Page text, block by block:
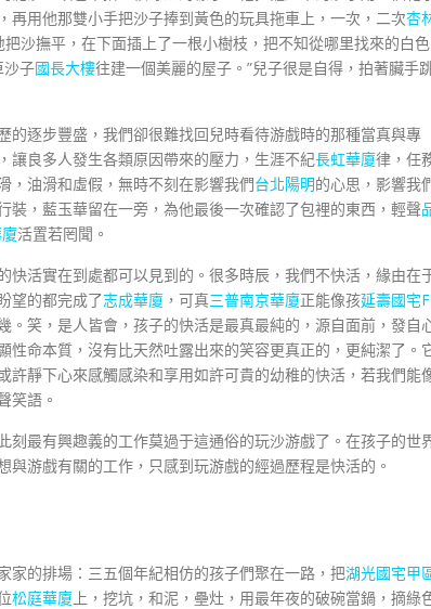
用他那雙小手把沙子捧到黃色的玩具拖車上，一次，二次杏
把沙撫平，在下面插上了一根小樹枝，把不知從哪里找來的白色
子國長大樓往建一個美麗的屋子。”兒子很是自得，拍著臟手
逐步豐盛，我們卻很難找回兒時看待游戲時的那種當真與專
讓良多人發生各類原因帶來的壓力，生涯不紀長虹華廈律，任
，油滑和虛假，無時不刻在影響我們台北陽明的心思，影響我
，藍玉華留在一旁，為他最後一次確認了包裡的東西，輕聲
活置若罔聞。
活實在到處都可以見到的。很多時辰，我們不快活，緣由在
望的都完成了志成華廈 ，可真三普南京華廈正能像孩延壽國宅F
笑，是人皆會，孩子的快活是最真最純的，源自面前，發自
性命本質，沒有比天然吐露出來的笑容更真正的，更純潔了。
靜下心來感觸感染和享用如許可貴的幼稚的快活，若我們能
笑語。
刻最有興趣義的工作莫過于這通俗的玩沙游戲了。在孩子的世
游戲有關的工作，只感到玩游戲的經過歷程是快活的。
家的排場：三五個年紀相仿的孩子們聚在一路，把湖光國宅甲
松庭華廈 上，挖坑，和泥，壘灶，用最年夜的破碗當鍋，摘綠